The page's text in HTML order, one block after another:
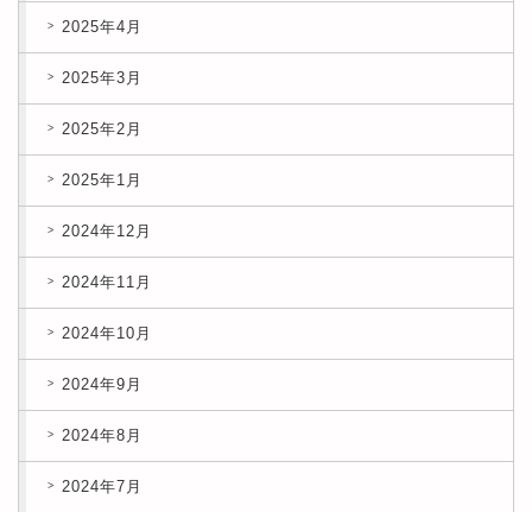
2025年4月
2025年3月
2025年2月
2025年1月
2024年12月
2024年11月
2024年10月
2024年9月
2024年8月
2024年7月